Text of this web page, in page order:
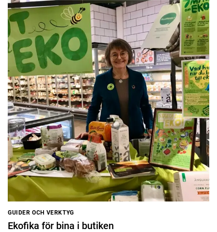
GUIDER OCH VERKTYG
Ekofika för bina i butiken